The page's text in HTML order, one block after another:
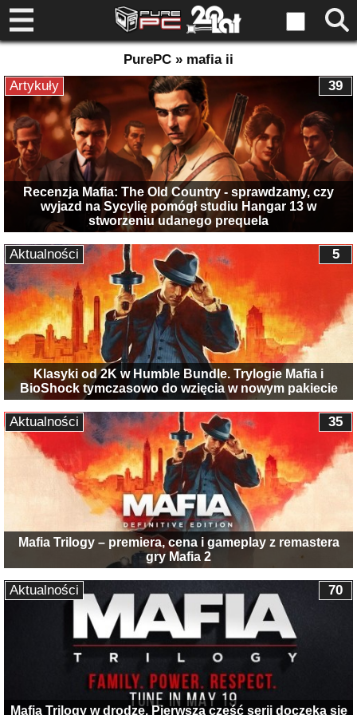
PurePC » mafia ii
Recenzja Mafia: The Old Country - sprawdzamy, czy
wyjazd na Sycylię pomógł studiu Hangar 13 w
stworzeniu udanego prequela
39
Artykuły
Klasyki od 2K w Humble Bundle. Trylogie Mafia i
BioShock tymczasowo do wzięcia w nowym pakiecie
5
Aktualności
Mafia Trilogy – premiera, cena i gameplay z remastera
gry Mafia 2
35
Aktualności
Mafia Trilogy w drodze. Pierwsza część serii doczeka się
70
Aktualności